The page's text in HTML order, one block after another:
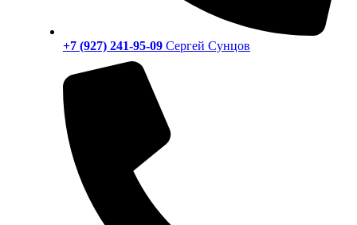
+7 (927) 241-95-09 Сергей Сунцов